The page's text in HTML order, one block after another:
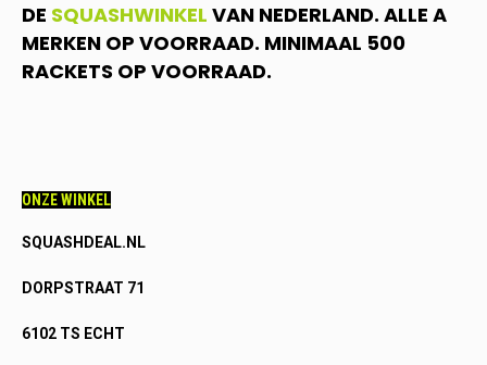
DE SQUASHWINKEL VAN NEDERLAND. ALLE A
MERKEN OP VOORRAAD. MINIMAAL 500
RACKETS OP VOORRAAD.
ONZE WINKEL
SQUASHDEAL.NL
DORPSTRAAT 71
6102 TS ECHT